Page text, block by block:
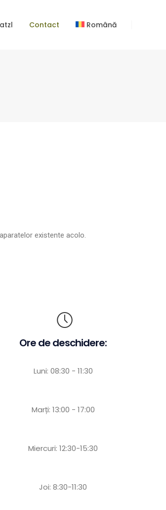
Contact Română
existente acolo.
Ore de deschidere:
Luni: 08:30 - 11:30
Marți: 13:00 - 17:00
Miercuri: 12:30-15:30
Joi: 8:30-11:30